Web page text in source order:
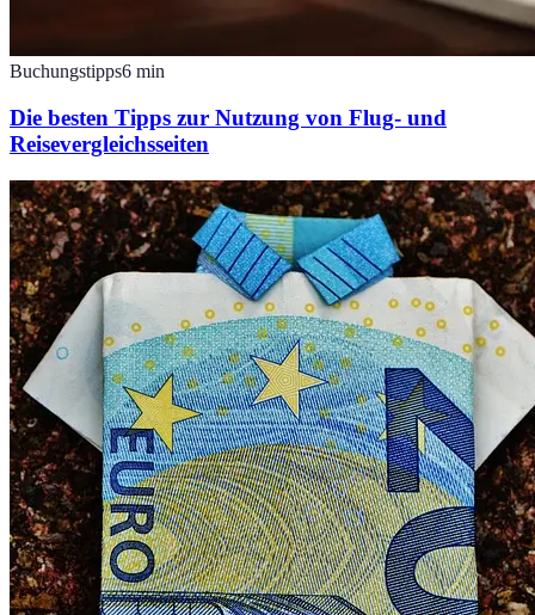
Buchungstipps6 min
Die besten Tipps zur Nutzung von Flug- und
Reisevergleichsseiten